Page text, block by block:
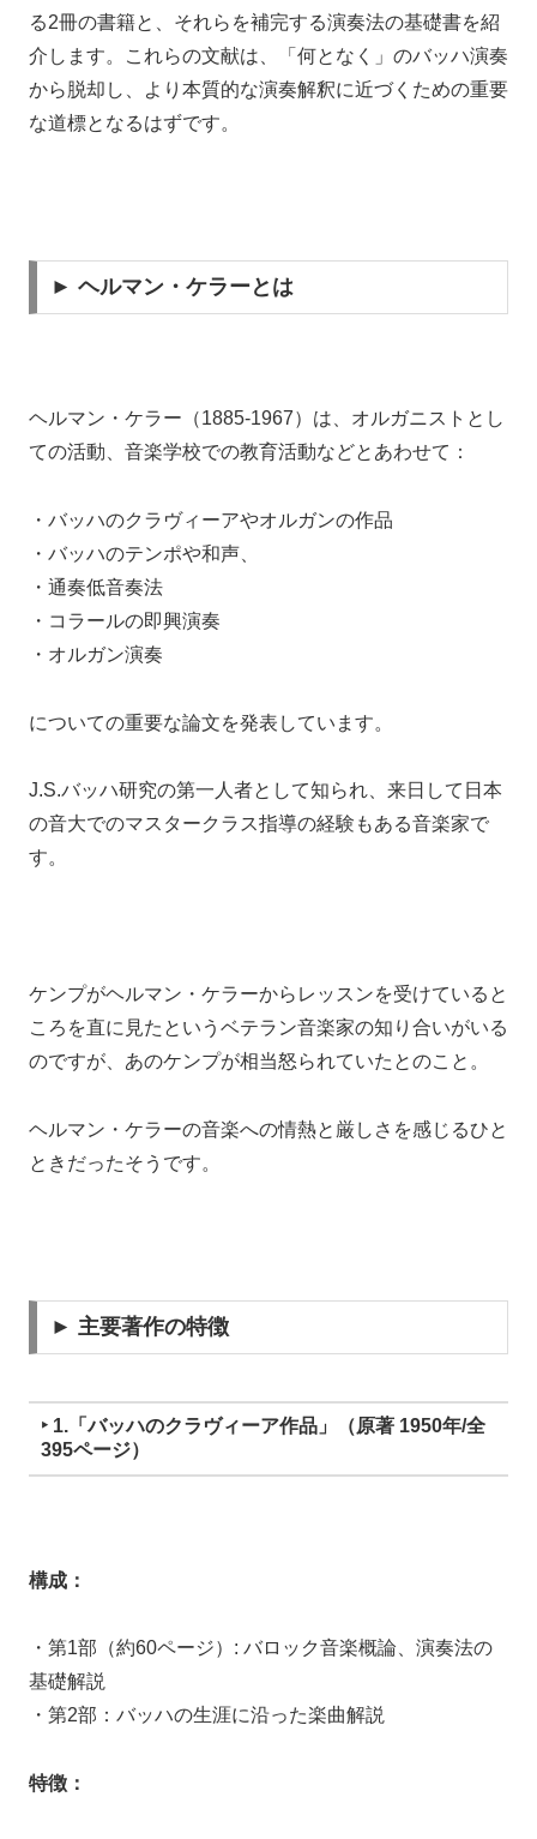
る2冊の書籍と、それらを補完する演奏法の基礎書を紹
介します。これらの文献は、「何となく」のバッハ演奏
から脱却し、より本質的な演奏解釈に近づくための重要
な道標となるはずです。
► ヘルマン・ケラーとは
ヘルマン・ケラー（1885-1967）は、 オルガニストとし
ての活動、音楽学校での教育活動などとあわせて：
・バッハのクラヴィーアやオルガンの作品
・バッハのテンポや和声、
・通奏低音奏法
・コラールの即興演奏
・オルガン演奏
についての重要な論文を発表しています。
J.S.バッハ研究の第一人者として知られ、 来日して日本
の音大でのマスタークラス指導の経験もある音楽家で
す。
ケンプがヘルマン ・ケラーからレッスンを受けていると
ころを直に見たというベテラン音楽家の知り合いがいる
のですが、 あのケンプが相当怒られていたとのこと。
ヘルマン・ケラーの音楽への情熱と厳しさを感じるひと
とき だったそうです。
► 主要著作の特徴
‣ 1.「バッハのクラヴィーア作品」（原著 1950年/全
395ページ）
構成：
・第1部（約60ページ）: バロック音楽概論、演奏法の
基礎解説
・第2部：バッハの生涯に沿った楽曲解説
特徴：